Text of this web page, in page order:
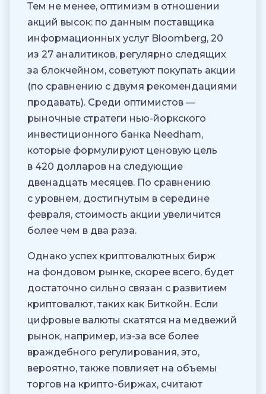
Тем не менее, оптимизм в отношении
акций высок: по данным поставщика
информационных услуг Bloomberg, 20
из 27 аналитиков, регулярно следящих
за блокчейном, советуют покупать акции
(по сравнению с двумя рекомендациями
продавать). Среди оптимистов —
рыночные стратеги нью-йоркского
инвестиционного банка Needham,
которые формулируют ценовую цель
в 420 долларов на следующие
двенадцать месяцев. По сравнению
с уровнем, достигнутым в середине
февраля, стоимость акции увеличится
более чем в два раза.
Однако успех криптовалютных бирж
на фондовом рынке, скорее всего, будет
достаточно сильно связан с развитием
криптовалют, таких как Биткойн. Если
цифровые валюты скатятся на медвежий
рынок, например, из-за все более
враждебного регулирования, это,
вероятно, также повлияет на объемы
торгов на крипто-биржах, считают